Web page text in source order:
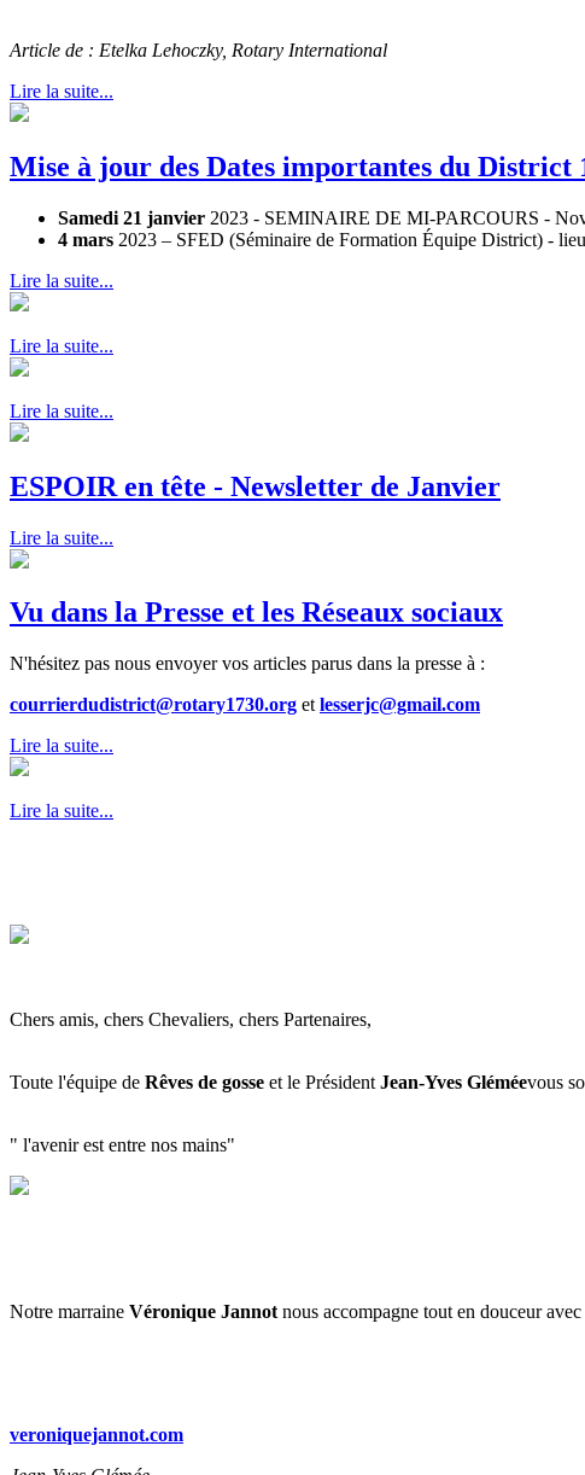
Article de : Etelka Lehoczky, Rotary International
Lire la suite...
Mise à jour des Dates importantes du
Samedi 21 janvier 2023 - SEMINAIRE DE MI-PARCOURS -
4 mars 2023 – SFED (Séminaire de Formation Équipe District) -
Lire la suite...
Lire la suite...
Lire la suite...
ESPOIR en tête - Newsletter de Janvier
Lire la suite...
Vu dans la Presse et les Réseaux sociaux
N'hésitez pas nous envoyer vos articles parus dans la presse à :
courrierdudistrict@rotary1730.org et lesserjc@gmail.com
Lire la suite...
Lire la suite...
Chers amis, chers Chevaliers, chers Partenaires,
Toute l'équipe de Rêves de gosse et le Président Jean-Yves Gléméevous
" l'avenir est entre nos mains"
Notre marraine Véronique Jannot nous accompagne tout en douceur
veroniquejannot.com